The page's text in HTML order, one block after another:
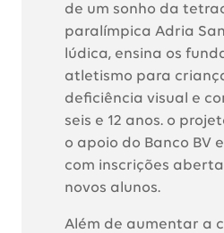
de um sonho da
paralímpica Adria
lúdica, ensina os
atletismo para
deficiência visual e
seis e 12 anos. o
o apoio do Banco BV
com inscrições
novos alunos.
Além de aumentar a